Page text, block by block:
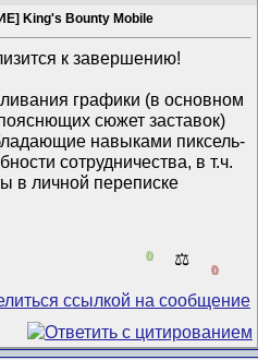
King's Bounty Mobile
к завершению!
графики (в основном
сюжет заставок)
навыками пиксель-
сотрудничества, в т.ч.
в личной переписке
0 ⚖️
0